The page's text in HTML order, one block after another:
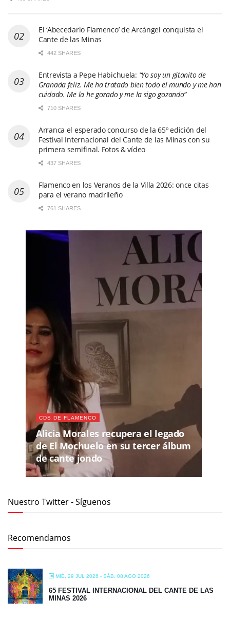
El ‘Abecedario Flamenco’ de Arcángel conquista el
Cante de las Minas
442 SHARES
Entrevista a Pepe Habichuela: “Yo soy un gitanito de
Granada feliz. Me ha tratado bien todo el mundo y me han
cuidado. Me la he gozado y me la sigo gozando”
710 SHARES
Arranca el esperado concurso de la 65º edición del
Festival Internacional del Cante de las Minas con su
primera semifinal. Fotos & vídeo
437 SHARES
Flamenco en los Veranos de la Villa 2026: once citas
para el verano madrileño
761 SHARES
CDS DE FLAMENCO
Alicia Morales recupera el legado
de El Mochuelo en su tercer álbum
de cante jondo
Nuestro Twitter - Síguenos
Recomendamos
MIÉ, 29 JUL 2026 - SÁB, 08 AGO 2026
65 FESTIVAL INTERNACIONAL DEL CANTE DE LAS
MINAS 2026